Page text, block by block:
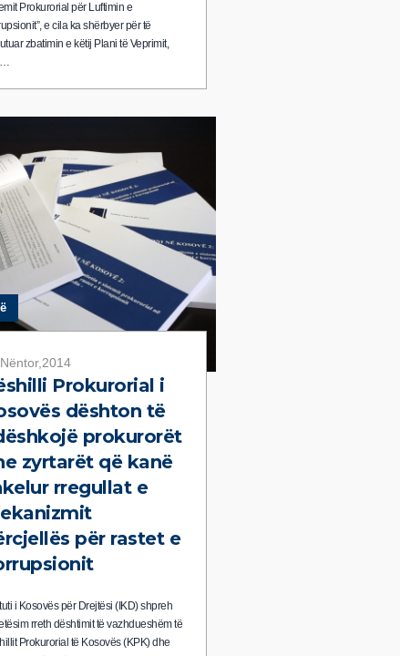
Prokurorial për Luftimin e
e cila ka shërbyer për të
zbatimin e këtij Plani të Veprimit,
Prokurorial i
dështon të
prokurorët
zyrtarët që kanë
rregullat e
për rastet e
i Kosovës për Drejtësi (IKD) shpreh
rreth dështimit të vazhdueshëm të
Prokurorial të Kosovës (KPK) dhe